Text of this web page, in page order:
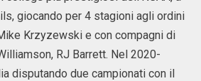
giocando per 4 stagioni agli ordini
Krzyzewski e con compagni di
RJ Barrett. Nel 2020-
disputando due campionati con il